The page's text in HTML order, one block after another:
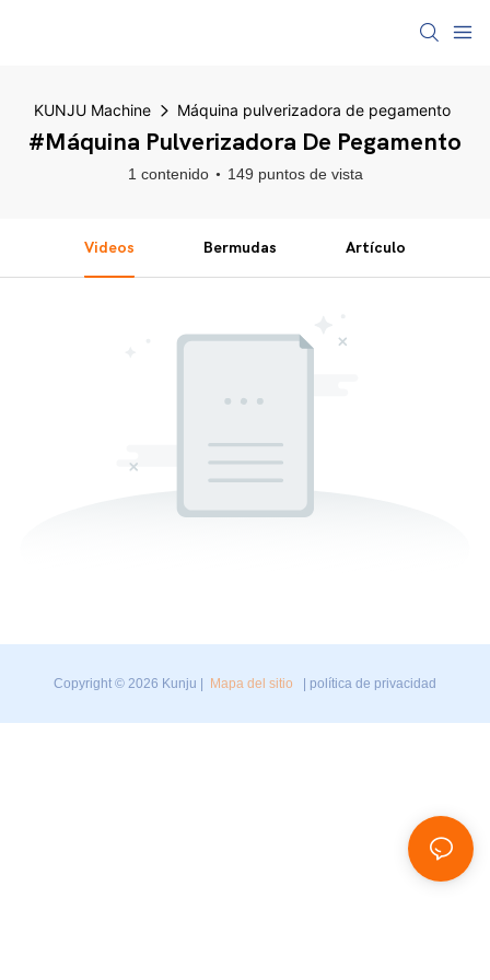
KUNJU Machine Máquina pulverizadora de pegamento
#Máquina Pulverizadora De Pegamento
1 contenido 149 puntos de vista
Videos Bermudas Artículo
Copyright © 2026 Kunju | Mapa del sitio | política de privacidad